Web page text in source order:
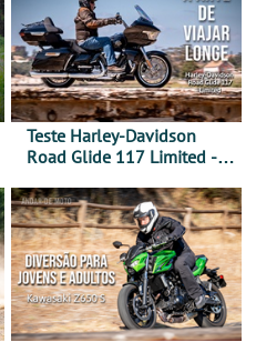
Teste Harley-Davidson
Road Glide 117 Limited - A